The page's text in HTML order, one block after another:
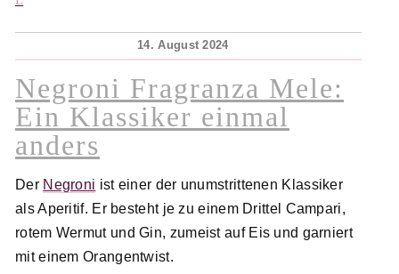
14. August 2024
Negroni Fragranza Mele:
Ein Klassiker einmal
anders
Der Negroni ist einer der unumstrittenen Klassiker
als Aperitif. Er besteht je zu einem Drittel Campari,
rotem Wermut und Gin, zumeist auf Eis und garniert
mit einem Orangentwist.